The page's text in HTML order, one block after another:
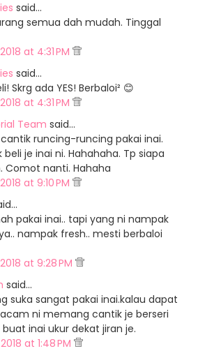
said…
semua dah mudah. Tinggal
at 4:31 PM
said…
Skrg ada YES! Berbaloi² 😊
at 4:31 PM
Team said…
runcing-runcing pakai inai.
beli je inai ni. Hahahaha. Tp siapa
Comot nanti. Hahaha
at 9:10 PM
pakai inai.. tapi yang ni nampak
nampak fresh.. mesti berbaloi
at 9:28 PM
said…
suka sangat pakai inai.kalau dapat
ni memang cantik je berseri
inai ukur dekat jiran je.
at 1:48 PM